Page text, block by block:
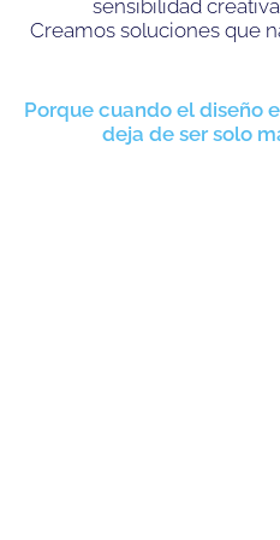
sensibilidad
Creamos soluciones que
Porque cuando el diseño
deja de ser solo